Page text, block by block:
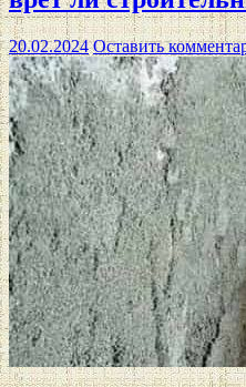
20.02.2024 Оставить